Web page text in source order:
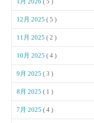
12月 2025( 5 )
11月 2025( 2 )
10月 2025( 4 )
9月 2025( 3 )
8月 2025( 1 )
7月 2025( 4 )